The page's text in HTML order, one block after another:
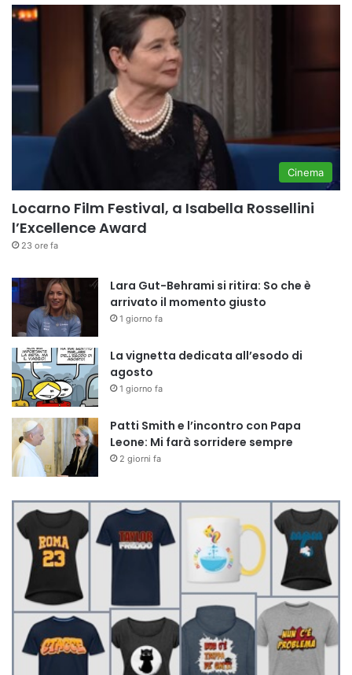
Cinema
Locarno Film Festival, a Isabella Rossellini
l’Excellence Award
23 ore fa
Lara Gut-Behrami si ritira: So che è
arrivato il momento giusto
1 giorno fa
La vignetta dedicata all’esodo di
agosto
1 giorno fa
Patti Smith e l’incontro con Papa
Leone: Mi farà sorridere sempre
2 giorni fa